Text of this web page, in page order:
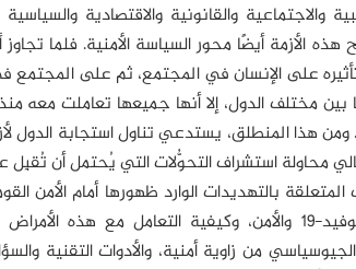
والاجتماعية والقانونية والاقتصادية
الأزمة أيضًا محور السياسة الأمنية. فلما تجاوز
تأثيره على الإنسان في المجتمع، ثم على
بين مختلف الدول، إلا أنها جميعها تعاملت
ومن هذا المنطلق، يستدعي تناول استجابة الدول
محاولة استشراف التحوُّلات التي يُحتمل أن
بالتهديدات الوارد ظهورها أمام الأمن
البحثي لهذه الدراسة حول العلاقة بين انتشار فيروس كوفيد-19 والأمن،
من زاوية أمنية، والأدوات التقنية